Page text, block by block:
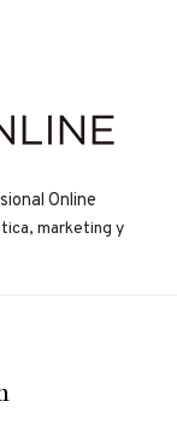
Online
marketing y